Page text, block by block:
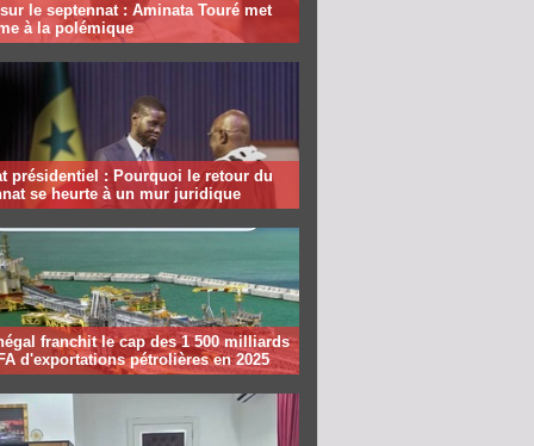
le septennat : Aminata Touré met
à la polémique
présidentiel : Pourquoi le retour du
se heurte à un mur juridique
franchit le cap des 1 500 milliards
d'exportations pétrolières en 2025